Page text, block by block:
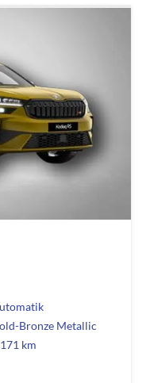
Bronze Metallic
km